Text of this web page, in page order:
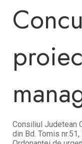
Consiliul Judetean
din Bd. Tomis